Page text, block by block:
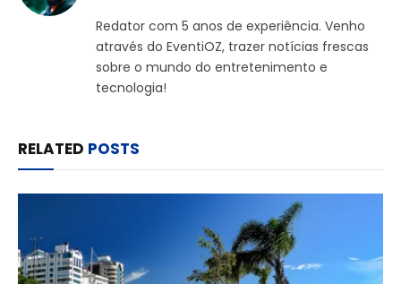
Redator com 5 anos de experiência. Venho
através do EventiOZ, trazer notícias frescas
sobre o mundo do entretenimento e
tecnologia!
RELATED POSTS